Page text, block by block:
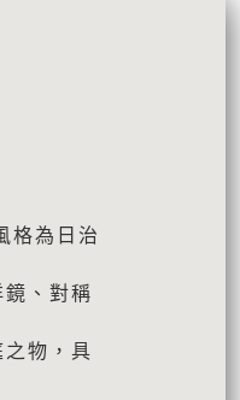
格為日治
、對稱
物，具